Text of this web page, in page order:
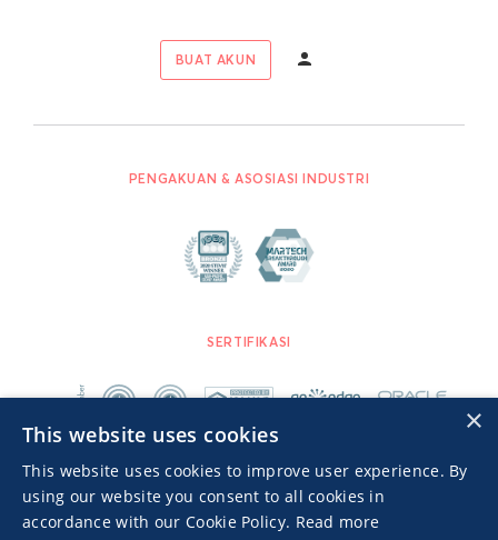
BUAT AKUN
PENGAKUAN & ASOSIASI INDUSTRI
SERTIFIKASI
×
This website uses cookies
This website uses cookies to improve user experience. By
using our website you consent to all cookies in
accordance with our Cookie Policy. Read more